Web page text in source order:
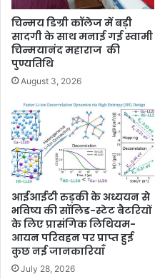
चिन्मय डिग्री कॉलेज में बड़ी
सादगी के साथ मनाई गई स्वामी
चिन्मयानंद महाराज की
पुण्यतिथि
August 3, 2026
आईआईटी रुड़की के अध्ययन से
भविष्य की सॉलिड-स्टेट बैटरियों
के लिए प्रासंगिक लिथियम-
आयन परिवहन पर प्राप्त हुई
कुछ नई जानकारियाँ
July 28, 2026